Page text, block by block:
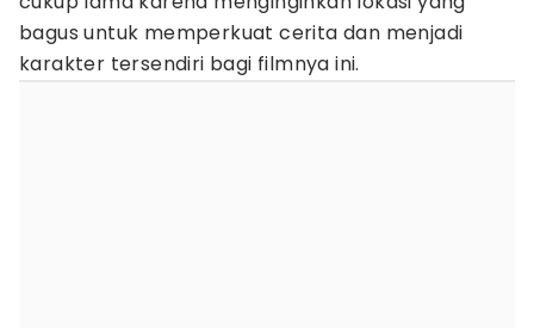
bagus untuk memperkuat cerita dan menjadi
karakter tersendiri bagi filmnya ini.